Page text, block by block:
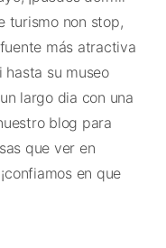
turismo non stop,
más atractiva
su museo
largo dia con una
blog para
que ver en
en que